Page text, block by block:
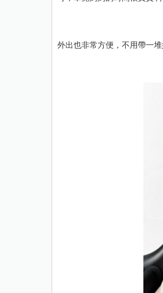
外出也非常方便，不用帶一